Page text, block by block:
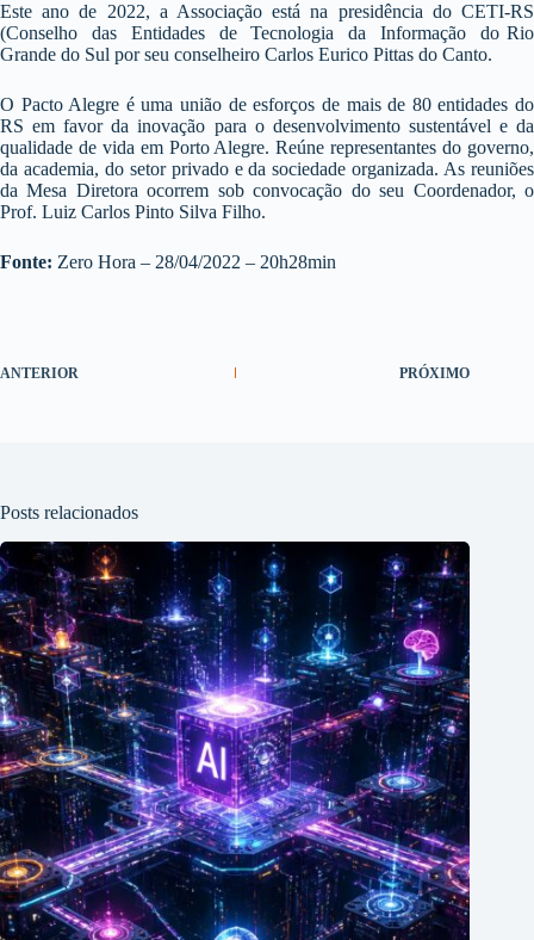
Este ano de 2022, a Associação está na presidência do CETI-RS
(Conselho das Entidades de Tecnologia da Informação do Rio
Grande do Sul por seu conselheiro Carlos Eurico Pittas do Canto.
O Pacto Alegre é uma união de esforços de mais de 80 entidades do
RS em favor da inovação para o desenvolvimento sustentável e da
qualidade de vida em Porto Alegre. Reúne representantes do governo,
da academia, do setor privado e da sociedade organizada. As reuniões
da Mesa Diretora ocorrem sob convocação do seu Coordenador, o
Prof. Luiz Carlos Pinto Silva Filho.
Fonte: Zero Hora – 28/04/2022 – 20h28min
ANTERIOR PRÓXIMO
Posts relacionados